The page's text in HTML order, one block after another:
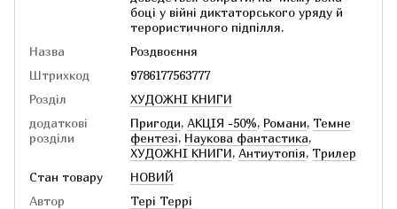
боці у війні диктаторського уряду й
терористичного підпілля.
Назва
Роздвоєння
Штрихкод
9786177563777
Розділ
ХУДОЖНІ КНИГИ
додаткові
розділи
Пригоди, АКЦІЯ -50%, Романи, Темне
фентезі, Наукова фантастика,
ХУДОЖНІ КНИГИ, Антиутопія, Трилер
Стан товару
НОВИЙ
Автор
Тері Террі